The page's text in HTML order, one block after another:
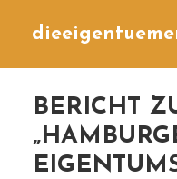
BERICHT